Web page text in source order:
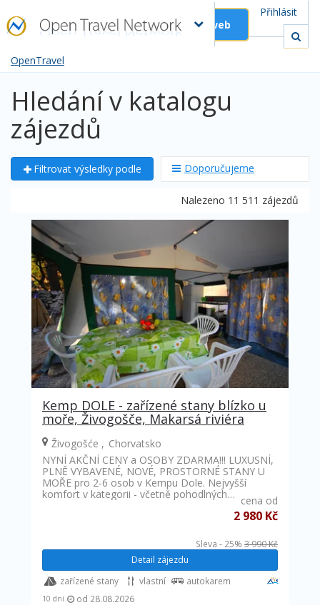
Přihlásit
Založit web
OpenTravel
Hledání v katalogu
zájezdů
Filtrovat výsledky podle Doporučujeme
Nalezeno 11 511 zájezdů
Kemp DOLE - zařízené stany blízko u
moře, Živogošče, Makarsá riviéra
Živogošće
Chorvatsko
NYNÍ AKČNÍ CENY a OSOBY ZDARMA!!! LUXUSNÍ,
PLNĚ VYBAVENÉ, NOVÉ, PROSTORNÉ STANY U
MOŘE pro 2-6 osob v Kempu Dole. Nejvyšší
komfort v kategorii - včetně pohodlných… cena od
2 980 Kč
Sleva - 25% 3 990 Kč
Detail zájezdu
zařízené stany vlastní
autokarem
od 28.08.2026
10 dní